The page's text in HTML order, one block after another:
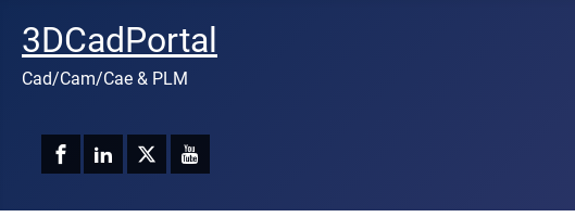
3DCadPortal
Cad/Cam/Cae & PLM